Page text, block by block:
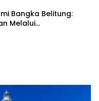
Bangka Belitung:
Melalui
Daya Alam yang